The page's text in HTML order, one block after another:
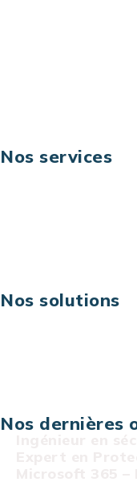
Nos services
Nos solutions
Nos dernières
Ingénieur en